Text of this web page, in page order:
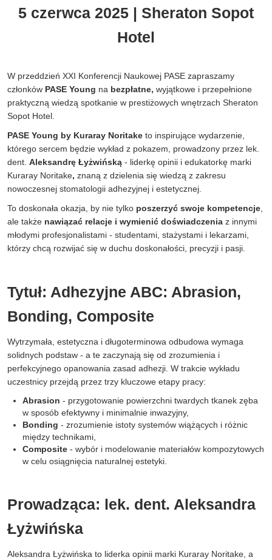
5 czerwca 2025 | Sheraton Sopot
Hotel
W przeddzień XXI Konferencji Naukowej PASE zapraszamy
członków PASE Young na bezpłatne, wyjątkowe i przepełnione
praktyczną wiedzą spotkanie w prestiżowych wnętrzach Sheraton
Sopot Hotel.
PASE Young by Kuraray Noritake to inspirujące wydarzenie,
którego sercem będzie wykład z pokazem, prowadzony przez lek.
dent. Aleksandrę Łyżwińską - liderkę opinii i edukatorkę marki
Kuraray Noritake, znaną z dzielenia się wiedzą z zakresu
nowoczesnej stomatologii adhezyjnej i estetycznej.
To doskonała okazja, by nie tylko poszerzyć swoje kompetencje,
ale także nawiązać relacje i wymienić doświadczenia z innymi
młodymi profesjonalistami - studentami, stażystami i lekarzami,
którzy chcą rozwijać się w duchu doskonałości, precyzji i pasji.
Tytuł: Adhezyjne ABC: Abrasion,
Bonding, Composite
Wytrzymała, estetyczna i długoterminowa odbudowa wymaga
solidnych podstaw - a te zaczynają się od zrozumienia i
perfekcyjnego opanowania zasad adhezji. W trakcie wykładu
uczestnicy przejdą przez trzy kluczowe etapy pracy:
Abrasion - przygotowanie powierzchni twardych tkanek zęba
w sposób efektywny i minimalnie inwazyjny,
Bonding - zrozumienie istoty systemów wiążących i różnic
między technikami,
Composite - wybór i modelowanie materiałów kompozytowych
w celu osiągnięcia naturalnej estetyki.
Prowadząca: lek. dent. Aleksandra
Łyżwińska
Aleksandra Łyżwińska to liderka opinii marki Kuraray Noritake, a